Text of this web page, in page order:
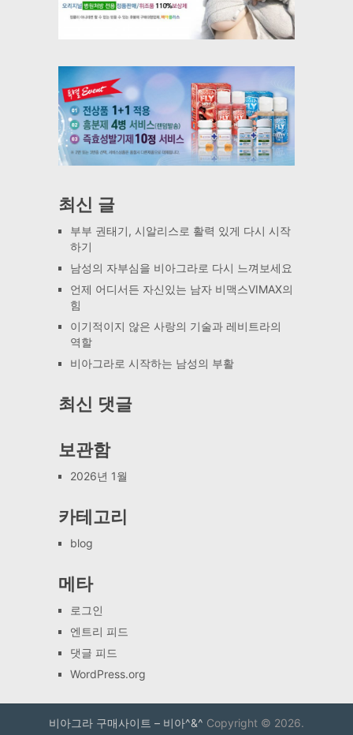
최신 글
부부 권태기, 시알리스로 활력 있게 다시 시작
하기
남성의 자부심을 비아그라로 다시 느껴보세요
언제 어디서든 자신있는 남자 비맥스VIMAX의
힘
이기적이지 않은 사랑의 기술과 레비트라의
역할
비아그라로 시작하는 남성의 부활
최신 댓글
보관함
2026년 1월
카테고리
blog
메타
로그인
엔트리 피드
댓글 피드
WordPress.org
비아그라 구매사이트 – 비아^&^ Copyright © 2026.